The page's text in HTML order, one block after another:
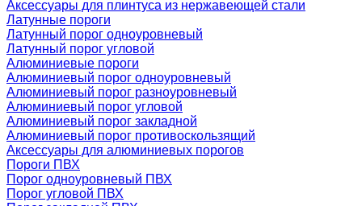
Аксессуары для плинтуса из нержавеющей стали
Латунные пороги
Латунный порог одноуровневый
Латунный порог угловой
Алюминиевые пороги
Алюминиевый порог одноуровневый
Алюминиевый порог разноуровневый
Алюминиевый порог угловой
Алюминиевый порог закладной
Алюминиевый порог противоскользящий
Аксессуары для алюминиевых порогов
Пороги ПВХ
Порог одноуровневый ПВХ
Порог угловой ПВХ